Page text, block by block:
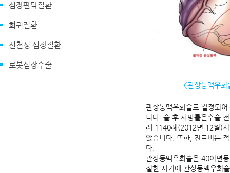
심장판막질환
희귀질환
선천성 심장질환
로봇심장수술
<관상동맥우회
관상동맥우회술로 결정되
니다. 술 후 사망률은수술
래 1140례(2012년 12월)시
았습니다. 또한, 진료비는
다.
관상동맥우회술은 40여년
절한 시기에 관상동맥우회